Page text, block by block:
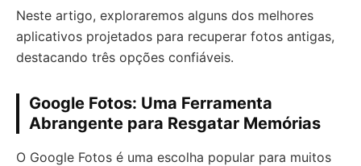
Neste artigo, exploraremos alguns dos melhores
aplicativos projetados para recuperar fotos antigas,
destacando três opções confiáveis.
Google Fotos: Uma Ferramenta
Abrangente para Resgatar Memórias
O Google Fotos é uma escolha popular para muitos